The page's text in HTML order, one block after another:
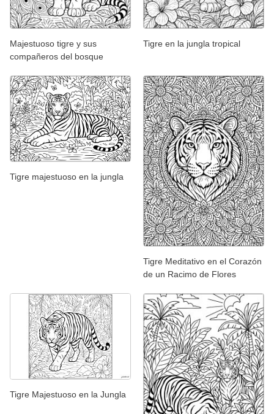
Majestuoso tigre y sus
compañeros del bosque
Tigre en la jungla tropical
Tigre majestuoso en la jungla
Tigre Meditativo en el Corazón
de un Racimo de Flores
Tigre Majestuoso en la Jungla